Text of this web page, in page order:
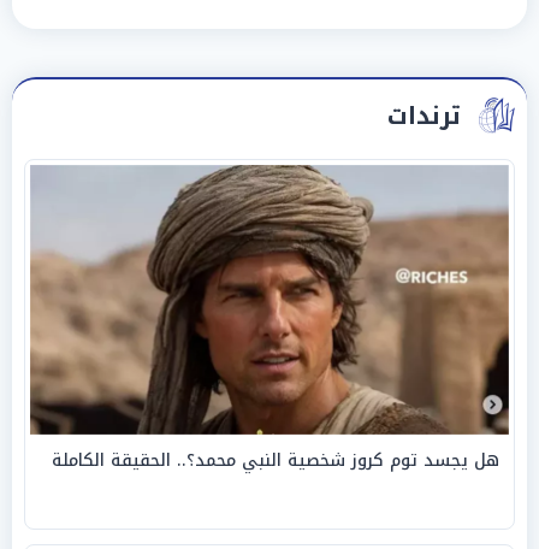
ترندات
هل يجسد توم كروز شخصية النبي محمد؟.. الحقيقة الكاملة